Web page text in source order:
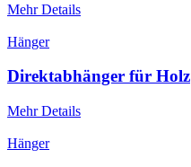
Mehr Details
Hänger
Direktabhänger für Holz
Mehr Details
Hänger